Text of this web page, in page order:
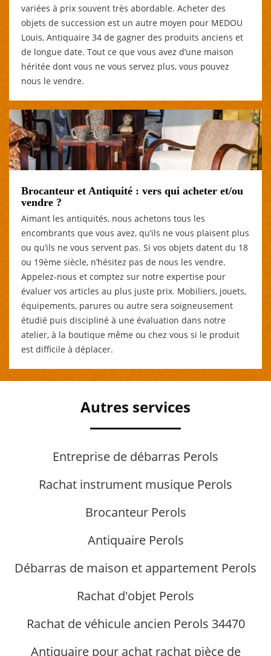
variées à prix souvent très abordable. Acheter des
objets de succession est un autre moyen pour MEDOU
Louis, Antiquaire 34 de gagner des produits anciens et
de longue date. Tout ce que vous avez d’une maison
héritée dont vous ne vous servez plus, vous pouvez
nous le vendre.
Brocanteur et Antiquité : vers qui acheter et/ou
vendre ?
Aimant les antiquités, nous achetons tous les
encombrants que vous avez, qu’ils ne vous plaisent plus
ou qu’ils ne vous servent pas. Si vos objets datent du 18
ou 19ème siècle, n’hésitez pas de nous les vendre.
Appelez-nous et comptez sur notre expertise pour
évaluer vos articles au plus juste prix. Mobiliers, jouets,
équipements, parures ou autre sera soigneusement
étudié puis discipliné à une évaluation dans notre
atelier, à la boutique même ou chez vous si le produit
est difficile à déplacer.
Autres services
Entreprise de débarras Perols
Rachat instrument musique Perols
Brocanteur Perols
Antiquaire Perols
Débarras de maison et appartement Perols
Rachat d'objet Perols
Rachat de véhicule ancien Perols 34470
Antiquaire pour achat rachat pièce de